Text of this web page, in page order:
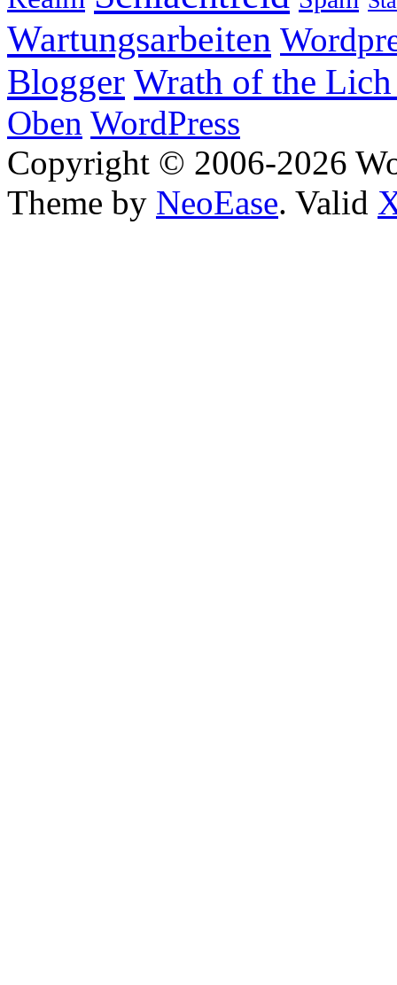
Wartungsarbeiten
Blogger Wrath of the
Oben WordPress
Copyright © 2006-2026
Theme by NeoEase. Valid